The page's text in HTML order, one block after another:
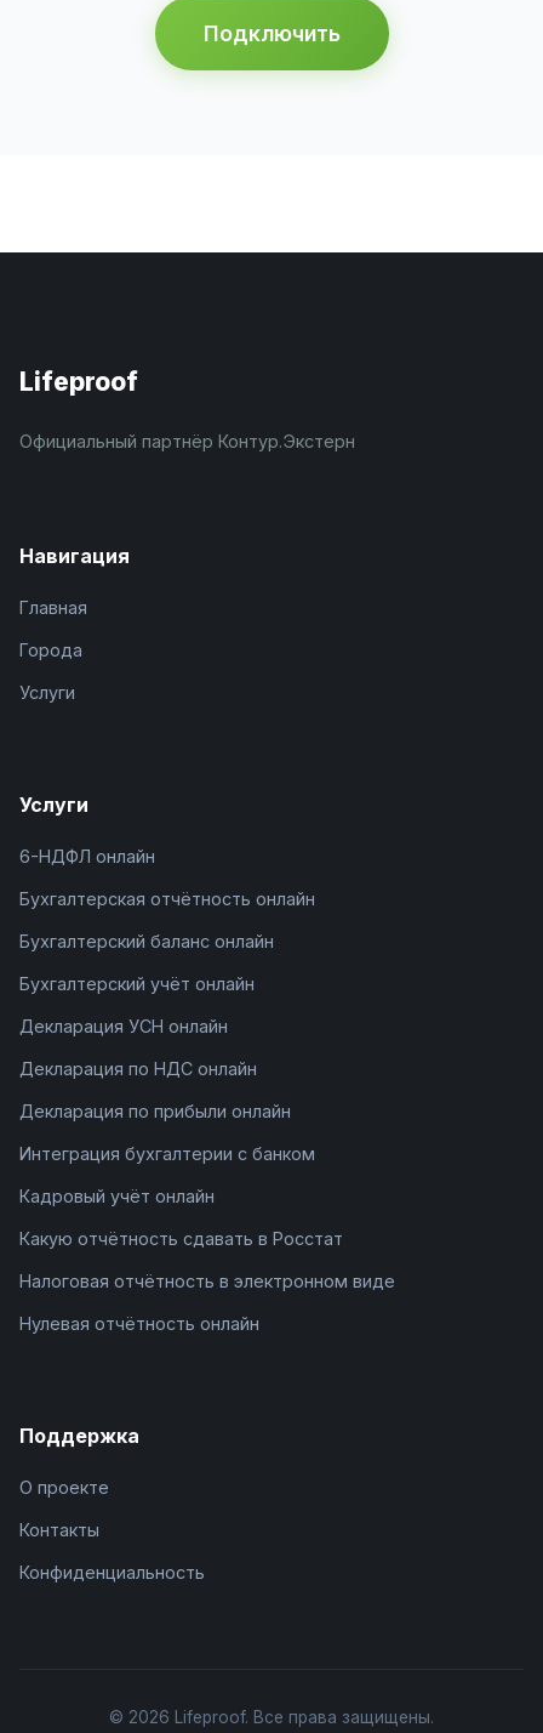
Подключить
Lifeproof
Официальный партнёр Контур.Экстерн
Навигация
Главная
Города
Услуги
Услуги
6-НДФЛ онлайн
Бухгалтерская отчётность онлайн
Бухгалтерский баланс онлайн
Бухгалтерский учёт онлайн
Декларация УСН онлайн
Декларация по НДС онлайн
Декларация по прибыли онлайн
Интеграция бухгалтерии с банком
Кадровый учёт онлайн
Какую отчётность сдавать в Росстат
Налоговая отчётность в электронном виде
Нулевая отчётность онлайн
Поддержка
О проекте
Контакты
Конфиденциальность
© 2026 Lifeproof. Все права защищены.